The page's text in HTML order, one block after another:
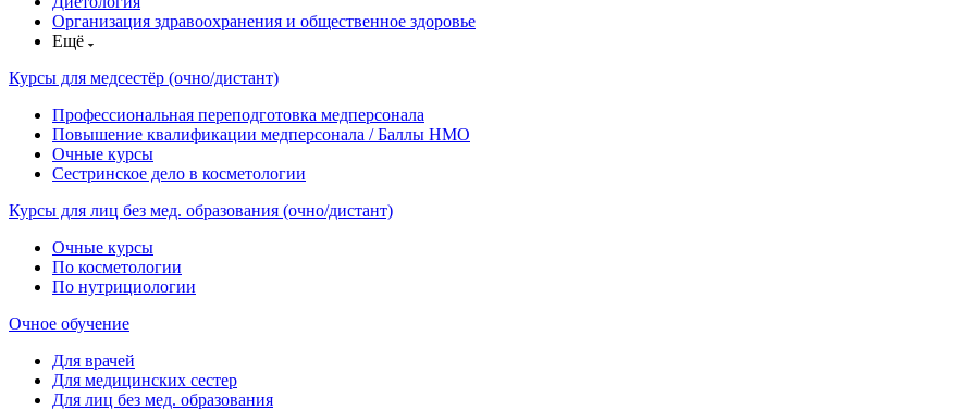
Организация здравоохранения и общественное здоровье
Ещё
Курсы для медсестёр (очно/дистант)
Профессиональная переподготовка медперсонала
Повышение квалификации медперсонала / Баллы НМО
Очные курсы
Сестринское дело в косметологии
Курсы для лиц без мед. образования (очно/дистант)
Очные курсы
По косметологии
По нутрициологии
Очное обучение
Для врачей
Для медицинских сестер
Для лиц без мед. образования